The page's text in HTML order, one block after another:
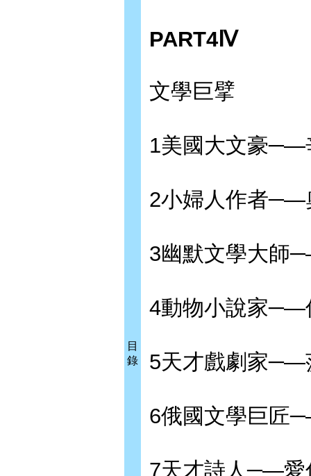
目
錄
PART4Ⅳ
文學巨擘
1美國大文豪─—
2小婦人作者─—
3幽默文學大師
4動物小說家─—
5天才戲劇家─—
6俄國文學巨匠
7天才詩人─—愛